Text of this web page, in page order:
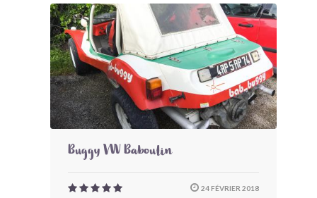
Buggy VW Baboulin
24 FÉVRIER 2018